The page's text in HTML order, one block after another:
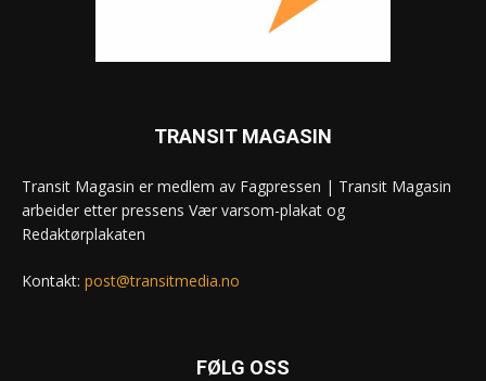
TRANSIT MAGASIN
Transit Magasin er medlem av Fagpressen | Transit Magasin
arbeider etter pressens Vær varsom-plakat og
Redaktørplakaten
Kontakt: post@transitmedia.no
FØLG OSS